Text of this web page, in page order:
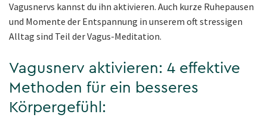
Vagusnervs kannst du ihn aktivieren. Auch kurze Ruhepausen
und Momente der Entspannung in unserem oft stressigen
Alltag sind Teil der Vagus-Meditation.
Vagusnerv aktivieren: 4 effektive
Methoden für ein besseres
Körpergefühl: